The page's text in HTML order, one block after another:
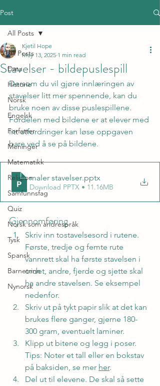
Post
All Posts
Data
Historie
Norsk
Engelsk
Forfatter
Meninger
Matematikk
Religion
Samfunnsfag
Quiz
Norsk som andrespråk
Tysk
Spansk
Barnetrinn
Nynorsk
All Posts
Stavelser - bildepuslespill
Kjetil Hope
May 13, 2025 1 min read
Dersom du vil gjøre innlæringen av
stavelser litt mer spennende, kan du
bruke noen av disse puslespillene.
Fordelen med bildene er at elever med
litt utfordringer kan løse oppgaven
bare ved å se på bildene.
maler stavelser.pptx
Download PPTX • 11.16MB
Gjennomføring
Skriv inn tostavelsesord i rutene.
Første, tredje og femte rute
vannrett skal ha første stavelsen i
ordet, andre, fjerde og sjette skal
ha andre stavelsen. Se eksempel
nedenfor.
Skriv ut på tykt papir slik at det kan
brukes flere ganger, gjerne 180-
300 gram, eventuelt laminer.
Klipp ut bitene og legg i poser.
Tips: Noter et tall eller en bokstav
på baksiden, se mer her.
Del ut til elevene. De skal så sette